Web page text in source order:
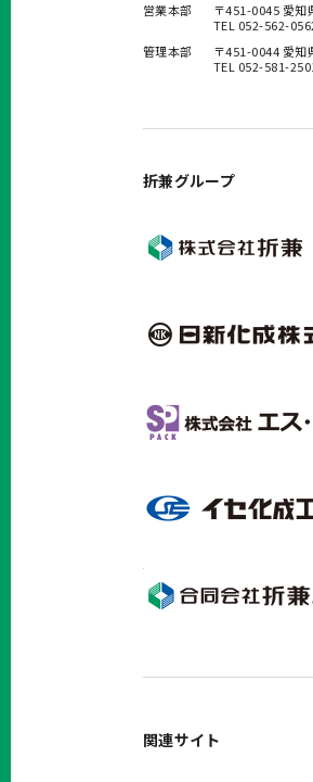
営業本部
〒451-0045 愛知
TEL 052-562-
管理本部
〒451-0044 愛知
TEL 052-581-
折兼グループ
関連サイト